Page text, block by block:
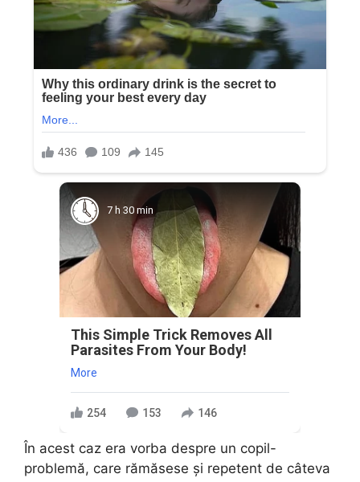
7 h 30 min
This Simple Trick Removes All
Parasites From Your Body!
More
254 153 146
În acest caz era vorba despre un copil-
problemă, care rămăsese și repetent de câteva